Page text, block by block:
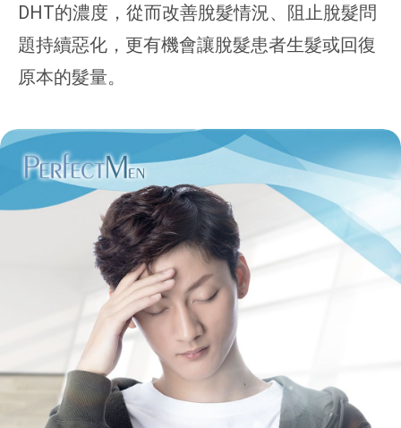
DHT的濃度，從而改善脫髮情況、阻止脫髮問
題持續惡化，更有機會讓脫髮患者生髮或回復
原本的髮量。